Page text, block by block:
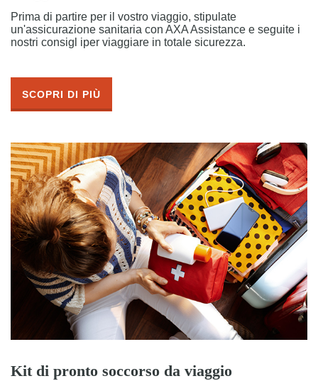
Prima di partire per il vostro viaggio, stipulate
un'assicurazione sanitaria con AXA Assistance e seguite i
nostri consigl iper viaggiare in totale sicurezza.
SCOPRI DI PIÙ
Kit di pronto soccorso da viaggio